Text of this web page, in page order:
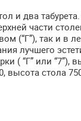
и два
части
(“Г”), так и в
лучшего
( “Г” или “7”),
стола